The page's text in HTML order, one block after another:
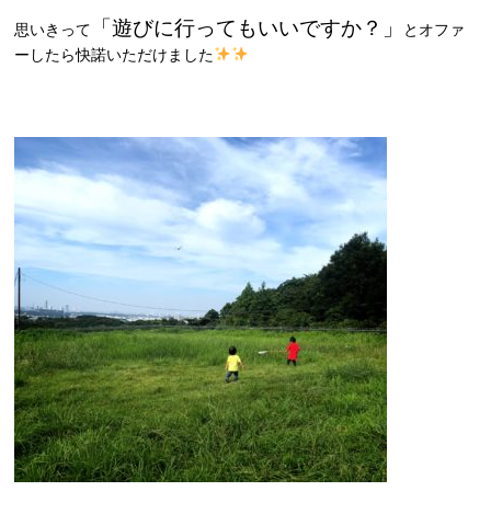
思いきって 「遊びに行ってもいいですか？」
とオファ
ーしたら快諾いただけました